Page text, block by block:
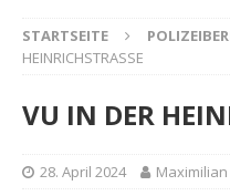
STARTSEITE
HEINRICHSTRASSE
VU IN DER
28. April 2024